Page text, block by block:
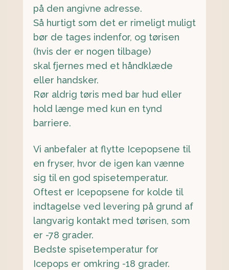
på den angivne adresse.
Så hurtigt som det er rimeligt muligt
bør de tages indenfor, og tørisen
(hvis der er nogen tilbage)
skal fjernes med et håndklæde
eller handsker.
Rør aldrig tøris med bar hud eller
hold længe med kun en tynd
barriere.
Vi anbefaler at flytte Icepopsene til
en fryser, hvor de igen kan vænne
sig til en god spisetemperatur.
Oftest er Icepopsene for kolde til
indtagelse ved levering på grund af
langvarig kontakt med tørisen, som
er -78 grader.
Bedste spisetemperatur for
Icepops er omkring -18 grader.